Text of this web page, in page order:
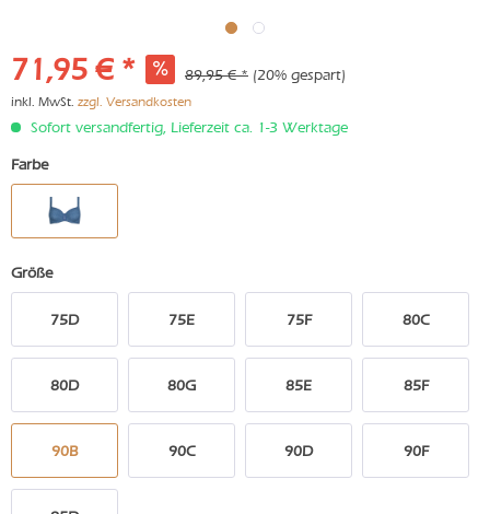
71,95 € * 89,95 € * (20% gespart)
inkl. MwSt. zzgl. Versandkosten
Sofort versandfertig, Lieferzeit ca. 1-3 Werktage
Farbe
Größe
75D 75E 75F 80C
80D 80G 85E 85F
90B 90C 90D 90F